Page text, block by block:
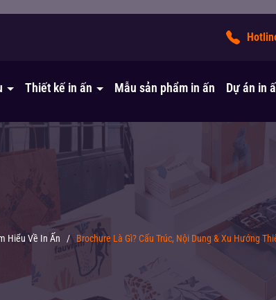
Thiết kế in ấn Mẫu sản phẩm in ấn Dự án in
Hiểu Về In Ấn / Brochure Là Gì? Cấu Trúc, Nội Dung & Xu Hướng